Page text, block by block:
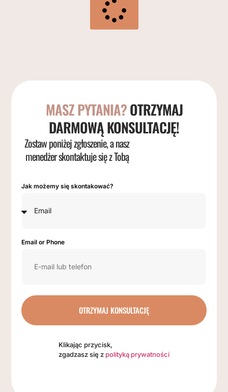
MASZ PYTANIA?OTRZYMAJ
DARMOWĄ KONSULTACJĘ!
Zostaw poniżej zgłoszenie, a nasz
menedżer skontaktuje się z Tobą
Jak możemy się skontakować?
Email or Phone
OTRZYMAJ KONSULTACJĘ
Klikając przycisk,
zgadzasz się z polityką prywatności